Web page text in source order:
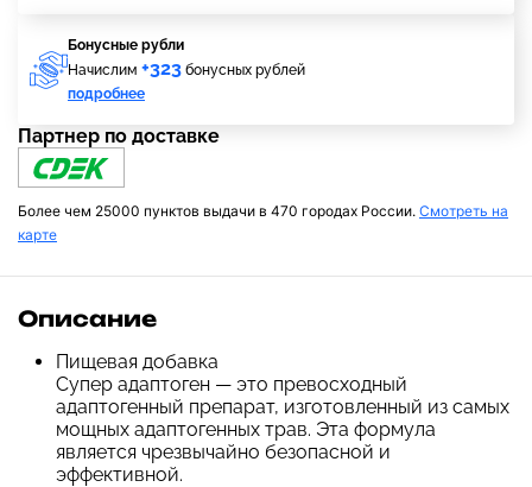
Бонусные рубли
Начислим +323 бонусных рублей
подробнее
Партнер по доставке
Более чем 25000 пунктов выдачи в 470 городах России. Смотреть на
карте
Описание
Пищевая добавка
Супер адаптоген — это превосходный
адаптогенный препарат, изготовленный из самых
мощных адаптогенных трав. Эта формула
является чрезвычайно безопасной и
эффективной.